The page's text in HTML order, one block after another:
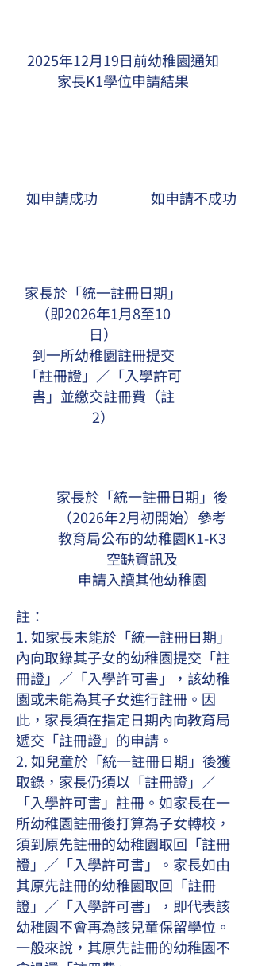
2025年12月19日前幼稚園通知
家長K1學位申請結果
如申請成功 如申請不成功
家長於「統一註冊日期」
（即2026年1月8至10
日）
到一所幼稚園註冊提交
「註冊證」／「入學許可
書」並繳交註冊費（註
2）
家長於「統一註冊日期」後
（2026年2月初開始）參考
教育局公布的幼稚園K1-K3
空缺資訊及
申請入讀其他幼稚園
註：
1. 如家長未能於「統一註冊日期」
內向取錄其子女的幼稚園提交「註
冊證」／「入學許可書」，該幼稚
園或未能為其子女進行註冊。因
此，家長須在指定日期內向教育局
遞交「註冊證」的申請。
2. 如兒童於「統一註冊日期」後獲
取錄，家長仍須以「註冊證」／
「入學許可書」註冊。如家長在一
所幼稚園註冊後打算為子女轉校，
須到原先註冊的幼稚園取回「註冊
證」／「入學許可書」。家長如由
其原先註冊的幼稚園取回「註冊
證」／「入學許可書」，即代表該
幼稚園不會再為該兒童保留學位。
一般來說，其原先註冊的幼稚園不